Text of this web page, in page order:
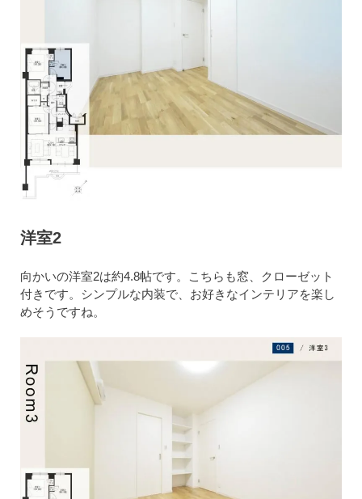
洋室2
向かいの洋室2は約4.8帖です。こちらも窓、クローゼット
付きです。シンプルな内装で、お好きなインテリアを楽し
めそうですね。